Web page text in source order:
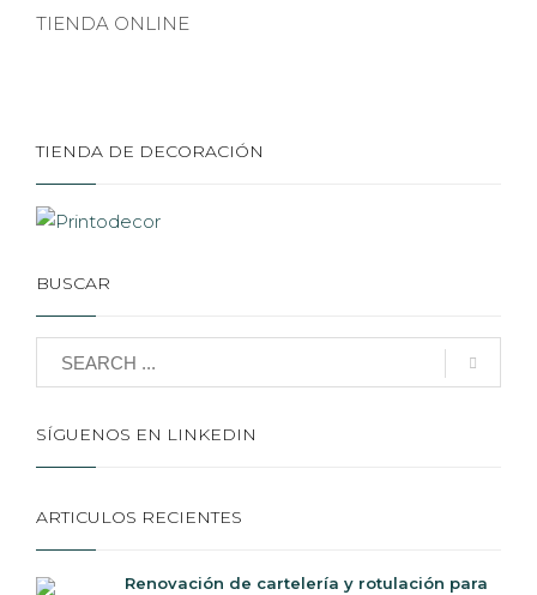
TIENDA ONLINE
TIENDA DE DECORACIÓN
BUSCAR
SÍGUENOS EN LINKEDIN
ARTICULOS RECIENTES
Renovación de cartelería y rotulación para